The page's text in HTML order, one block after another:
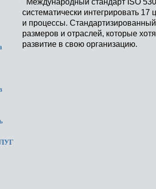
систематически интегрировать 17
и процессы.
размеров и отраслей, которые
развитие в свою организацию.